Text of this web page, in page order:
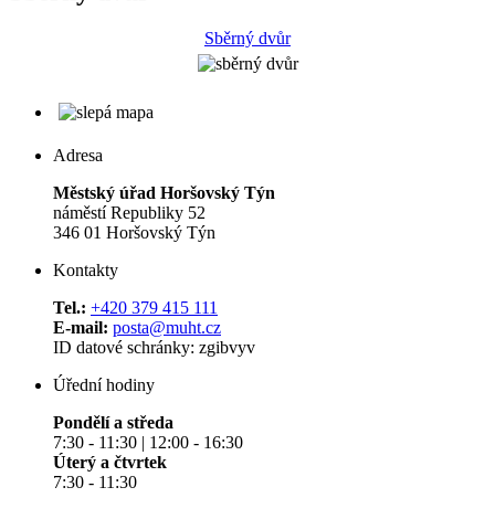
Sběrný dvůr
Adresa
Městský úřad Horšovský Týn
náměstí Republiky 52
346 01 Horšovský Týn
Kontakty
Tel.: +420 379 415 111
E-mail: posta@muht.cz
ID datové schránky: zgibvyv
Úřední hodiny
Pondělí a středa
7:30 - 11:30 | 12:00 - 16:30
Úterý a čtvrtek
7:30 - 11:30